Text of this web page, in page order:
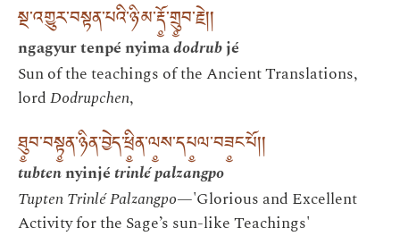
སྔ་འགྱུར་བསྟན་པའི་ཉི་མ་རྡོ༵་གྲུ༵བ་རྗེ།།
ngagyur tenpé nyimadodrubjé
Sun of the teachings of the Ancient Translations,
lordDodrupchen,
ཐུ༵བ་བསྟ༵ན་ཉིན་བྱེད་ཕྲི༵ན་ལ༵ས་དཔ༵ལ་བཟ༵ང་པོ།།
tubtennyinjé trinlé palzangpo
Tupten Trinlé Palzangpo—'Glorious and Excellent
Activity for the Sage’s sun-like Teachings'